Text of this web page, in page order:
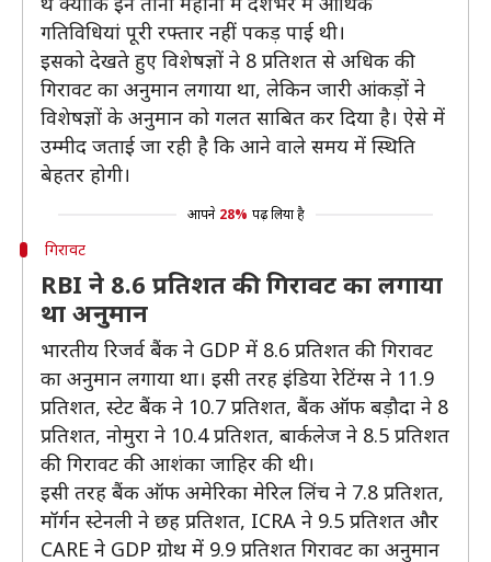
गतिविधियां पूरी रफ्तार नहीं पकड़ पाई थी।
इसको देखते हुए विशेषज्ञों ने 8 प्रतिशत से अधिक की
गिरावट का अनुमान लगाया था, लेकिन जारी आंकड़ों ने
विशेषज्ञों के अनुमान को गलत साबित कर दिया है। ऐसे में
उम्मीद जताई जा रही है कि आने वाले समय में स्थिति
बेहतर होगी।
आपने 28% पढ़ लिया है
गिरावट
RBI ने 8.6 प्रतिशत की गिरावट का लगाया
था अनुमान
भारतीय रिजर्व बैंक ने GDP में 8.6 प्रतिशत की गिरावट
का अनुमान लगाया था। इसी तरह इंडिया रेटिंग्स ने 11.9
प्रतिशत, स्टेट बैंक ने 10.7 प्रतिशत, बैंक ऑफ बड़ौदा ने 8
प्रतिशत, नोमुरा ने 10.4 प्रतिशत, बार्कलेज ने 8.5 प्रतिशत
की गिरावट की आशंका जाहिर की थी।
इसी तरह बैंक ऑफ अमेरिका मेरिल लिंच ने 7.8 प्रतिशत,
मॉर्गन स्टेनली ने छह प्रतिशत, ICRA ने 9.5 प्रतिशत और
CARE ने GDP ग्रोथ में 9.9 प्रतिशत गिरावट का अनुमान